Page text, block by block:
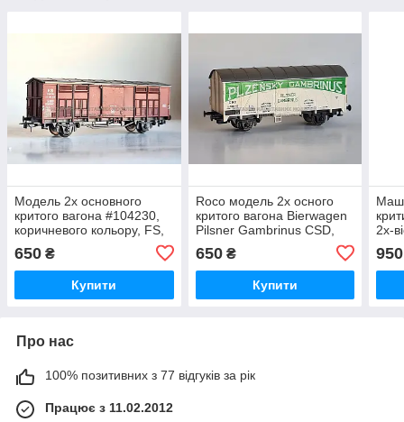
Модель 2х основного
критого вагона #104230,
коричневого кольору, FS,
650 ₴
Купити
Roco модель 2х осного
критого вагона Bierwagen
Pilsner Gambrinus CSD,
650₴
Купити
2х-
950
Про нас
100% позитивних з 77 відгуків за рік
Працює з 11.02.2012